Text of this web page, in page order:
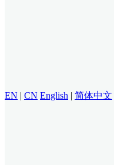
EN | CN English | 简体中文